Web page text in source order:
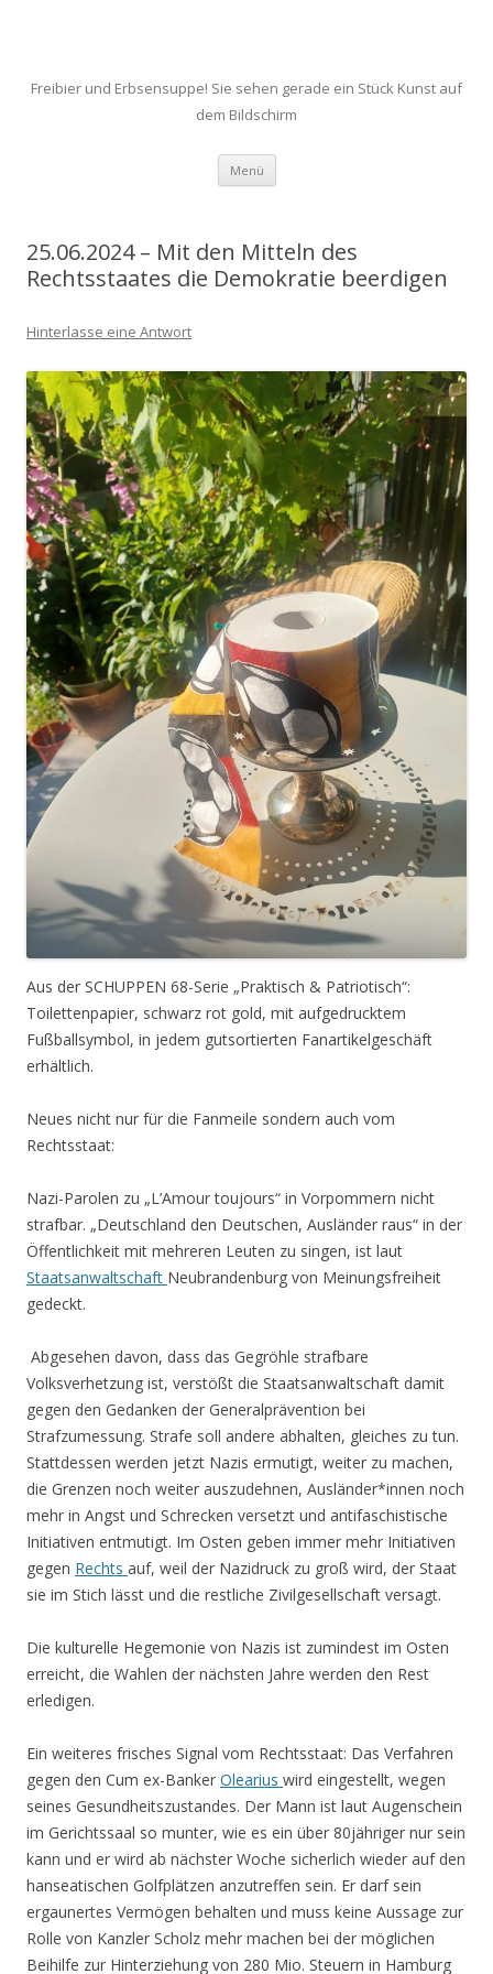
Freibier und Erbsensuppe! Sie sehen gerade ein Stück Kunst auf
dem Bildschirm
Menü Zum
springen
25.06.2024 – Mit den Mitteln des
Rechtsstaates die Demokratie beerdigen
Hinterlasse eine Antwort
Aus der SCHUPPEN 68-Serie „Praktisch & Patriotisch“:
Toilettenpapier, schwarz rot gold, mit aufgedrucktem
Fußballsymbol, in jedem gutsortierten Fanartikelgeschäft
erhältlich.
Neues nicht nur für die Fanmeile sondern auch vom
Rechtsstaat:
Nazi-Parolen zu „L’Amour toujours“ in Vorpommern nicht
strafbar. „Deutschland den Deutschen, Ausländer raus“ in der
Öffentlichkeit mit mehreren Leuten zu singen, ist laut
Staatsanwaltschaft Neubrandenburg von Meinungsfreiheit
gedeckt.
Abgesehen davon, dass das Gegröhle strafbare
Volksverhetzung ist, verstößt die Staatsanwaltschaft damit
gegen den Gedanken der Generalprävention bei
Strafzumessung. Strafe soll andere abhalten, gleiches zu tun.
Stattdessen werden jetzt Nazis ermutigt, weiter zu machen,
die Grenzen noch weiter auszudehnen, Ausländer*innen noch
mehr in Angst und Schrecken versetzt und antifaschistische
Initiativen entmutigt. Im Osten geben immer mehr Initiativen
gegen Rechts auf, weil der Nazidruck zu groß wird, der Staat
sie im Stich lässt und die restliche Zivilgesellschaft versagt.
Die kulturelle Hegemonie von Nazis ist zumindest im Osten
erreicht, die Wahlen der nächsten Jahre werden den Rest
erledigen.
Ein weiteres frisches Signal vom Rechtsstaat: Das Verfahren
gegen den Cum ex-Banker Olearius wird eingestellt, wegen
seines Gesundheitszustandes. Der Mann ist laut Augenschein
im Gerichtssaal so munter, wie es ein über 80jähriger nur sein
kann und er wird ab nächster Woche sicherlich wieder auf den
hanseatischen Golfplätzen anzutreffen sein. Er darf sein
ergaunertes Vermögen behalten und muss keine Aussage zur
Rolle von Kanzler Scholz mehr machen bei der möglichen
Beihilfe zur Hinterziehung von 280 Mio. Steuern in Hamburg